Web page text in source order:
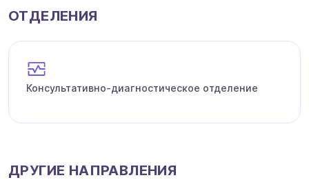
ОТДЕЛЕНИЯ
Консультативно-диагностическое отделение
ДРУГИЕ НАПРАВЛЕНИЯ